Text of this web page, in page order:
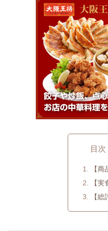
目次
【商
【実
【総